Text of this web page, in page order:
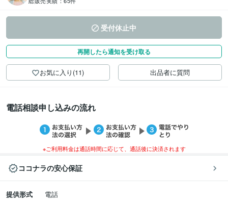
受付休止中
再開したら通知を受け取る
お気に入り(11) 出品者に質問
電話相談申し込みの流れ
※ご利用料金は通話時間に応じて、通話後に決済されます
ココナラの安心保証
提供形式 電話